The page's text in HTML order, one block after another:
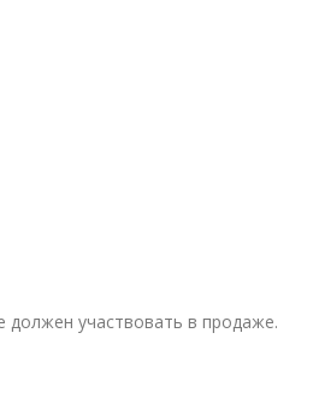
должен участвовать в продаже.